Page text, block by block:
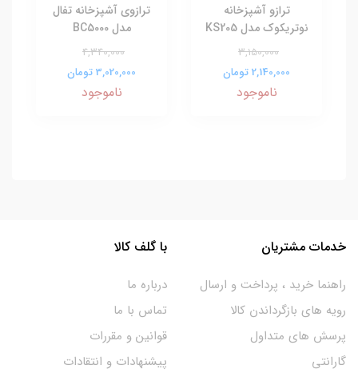
ترازو آشپزخانه
نوتریکوک مدل KS205
3,150,000
2,140,000 تومان
ناموجود
ترازوی آشپزخانه تفال
مدل BC5000
4,340,000
3,020,000 تومان
ناموجود
خدمات مشتریان
راهنما خرید ، پرداخت و ارسال
رویه های بازگرداندن کالا
پرسش های متداول
گارانتی
با گلف کالا
درباره ما
تماس با ما
قوانین و مقررات
پیشنهادات و انتقادات